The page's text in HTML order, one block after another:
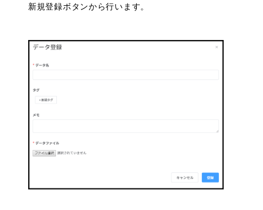
新規登録ボタンから行います。